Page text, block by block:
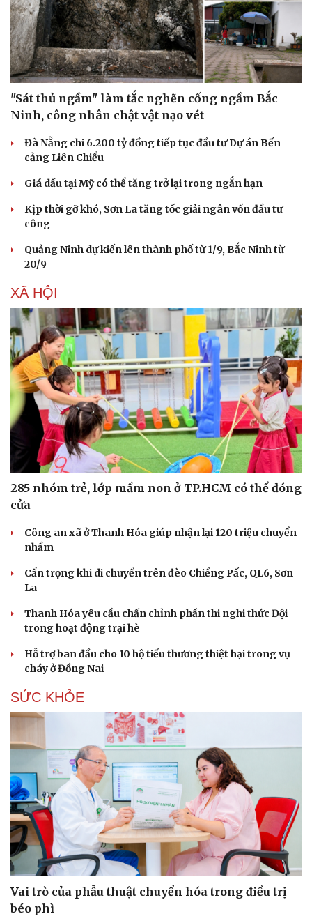
Tư vấn
Săn Tour
check-in
Câu chuyện thời sự
Cửa sổ tình yêu
Kể chuyện cho bé
"Sát thủ ngầm" làm tắc nghẽn cống ngầm Bắc
Ninh, công nhân chật vật nạo vét
Đà Nẵng chi 6.200 tỷ đồng tiếp tục đầu tư Dự án Bến
cảng Liên Chiểu
Giá dầu tại Mỹ có thể tăng trở lại trong ngắn hạn
Kịp thời gỡ khó, Sơn La tăng tốc giải ngân vốn đầu tư
công
Quảng Ninh dự kiến lên thành phố từ 1/9, Bắc Ninh từ
20/9
XÃ HỘI
285 nhóm trẻ, lớp mầm non ở TP.HCM có thể đóng
cửa
Công an xã ở Thanh Hóa giúp nhận lại 120 triệu chuyển
nhầm
Cẩn trọng khi di chuyển trên đèo Chiềng Pấc, QL6, Sơn
La
Thanh Hóa yêu cầu chấn chỉnh phần thi nghi thức Đội
trong hoạt động trại hè
Hỗ trợ ban đầu cho 10 hộ tiểu thương thiệt hại trong vụ
cháy ở Đồng Nai
SỨC KHỎE
Vai trò của phẫu thuật chuyển hóa trong điều trị
béo phì